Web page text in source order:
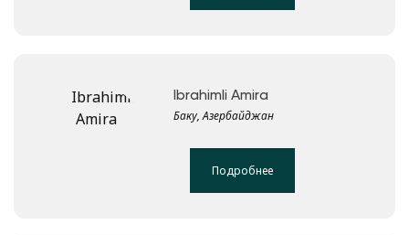
Ibrahimli Amira
Баку, Азербайджан
Подробнее